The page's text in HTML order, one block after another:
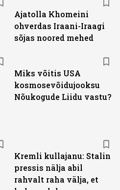
Ajatolla Khomeini
ohverdas Iraani-Iraagi
sõjas noored mehed
Miks võitis USA
kosmosevõidujooksu
Nõukogude Liidu vastu?
Kremli kullajanu: Stalin
pressis nälja abil
rahvalt raha välja, et